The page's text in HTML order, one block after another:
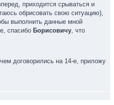
приходится срываться и
обрисовать свою ситуацию),
выполнить данные мной
спасибо Борисовичу, что
договорились на 14-е, приложу